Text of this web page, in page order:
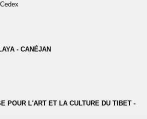
- CANÉJAN
POUR L'ART ET LA CULTURE DU TIBET -